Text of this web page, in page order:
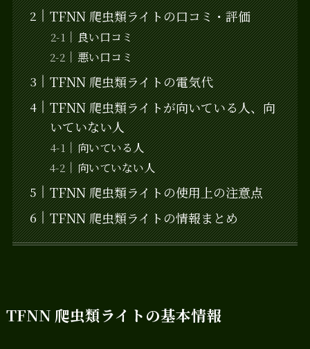
TFNN 爬虫類ライトの口コミ・評価
良い口コミ
悪い口コミ
TFNN 爬虫類ライトの電気代
TFNN 爬虫類ライトが向いている人、向
いていない人
向いている人
向いていない人
TFNN 爬虫類ライトの使用上の注意点
TFNN 爬虫類ライトの情報まとめ
TFNN 爬虫類ライトの基本情報